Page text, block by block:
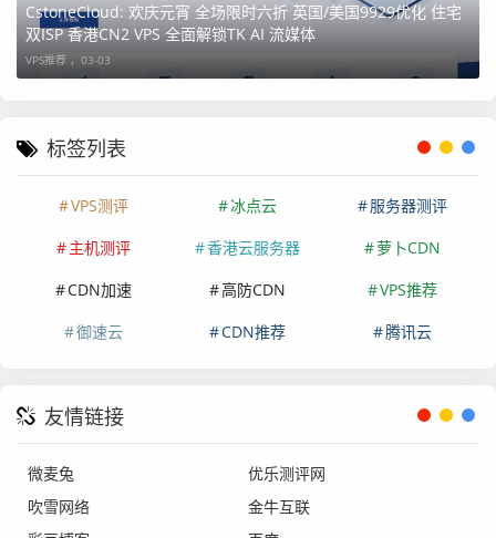
CstoneCloud: 欢庆元宵 全场限时六折 英国/美国9929优化 住宅
双ISP 香港CN2 VPS 全面解锁TK AI 流媒体
VPS推荐 ， 03-03
标签列表
VPS测评 冰点云
服务器测评
主机测评
香港云服务器
萝卜CDN
CDN加速
高防CDN
VPS推荐
御速云
CDN推荐 腾讯云
友情链接
微麦兔
优乐测评网
吹雪网络
金牛互联